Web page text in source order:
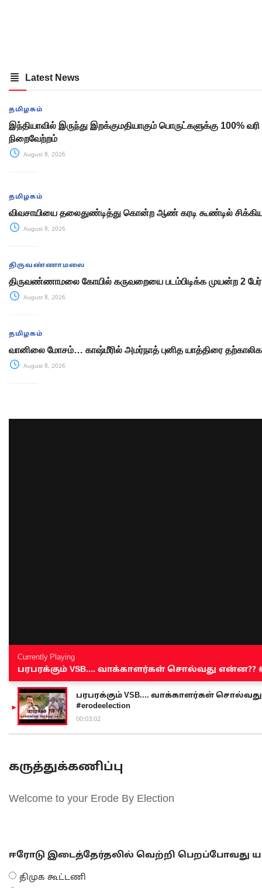
Latest News
தமிழகம்
இந்தியாவில் இருந்து இறக்குமதியாகும் பொருட்களுக்கு 100%
நிறைவேற்றம்
August 8, 2026
தமிழகம்
விவசாயியை தலைதுண்டித்து கொன்ற ஆண் கரடி கூண்டில்
August 8, 2026
திருவண்ணாமலை
திருவண்ணாமலை கோயில் கருவறையை படம்பிடிக்க முயன்ற 2
August 8, 2026
தமிழகம்
வானிலை மோசம்… காஷ்மீரில் அமர்நாத் புனித யாத்திரை தற்காலிக
August 8, 2026
Currently Playing
பரபரக்கும் VSB.... வாக்காளர்கள் சொல்வது என்ன??
பரபரக்கும் VSB.... வாக்காளர்கள் சொல்வது
#erodeelection
00:03:02
கருத்துக்கணிப்பு
Welcome to your Erode By Election
ஈரோடு இடைத்தேர்தலில் வெற்றி பெறப்போவது
திமுக கூட்டணி